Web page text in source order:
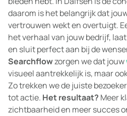
daarom is het belangrijk dat
vertrouwen wekt en overtuigt.
het verhaal van jouw bedrijf,
en sluit perfect aan bij de
Searchflowzorgen we dat jouw
visueel aantrekkelijk is, maar
Zo trekken we de juiste
tot actie. Het resultaat? Meer
zichtbaarheid en meer succes